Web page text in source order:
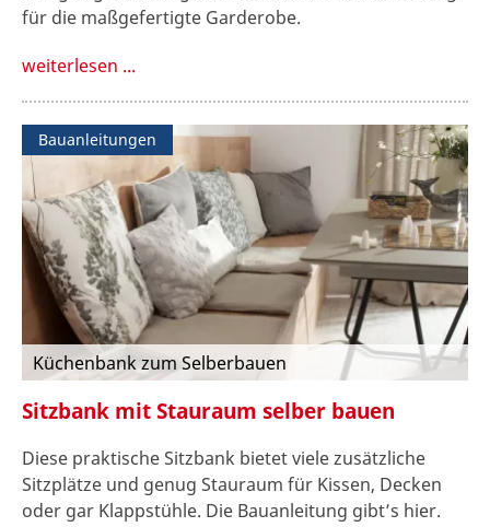
für die maßgefertigte Garderobe.
weiterlesen ...
Bauanleitungen
Küchenbank zum Selberbauen
Sitzbank mit Stauraum selber bauen
Diese praktische Sitzbank bietet viele zusätzliche
Sitzplätze und genug Stauraum für Kissen, Decken
oder gar Klappstühle. Die Bauanleitung gibt’s hier.